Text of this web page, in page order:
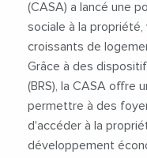
(CASA) a lancé une
sociale à la
croissants de
Grâce à des
(BRS), la CASA offre
permettre à des
d'accéder à la
développement